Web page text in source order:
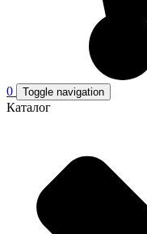
0 Toggle navigation
Каталог